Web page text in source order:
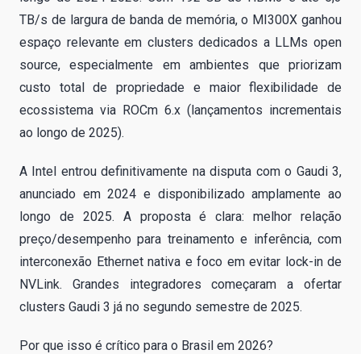
TB/s de largura de banda de memória, o MI300X ganhou
espaço relevante em clusters dedicados a LLMs open
source, especialmente em ambientes que priorizam
custo total de propriedade e maior flexibilidade de
ecossistema via ROCm 6.x (lançamentos incrementais
ao longo de 2025).
A Intel entrou definitivamente na disputa com o Gaudi 3,
anunciado em 2024 e disponibilizado amplamente ao
longo de 2025. A proposta é clara: melhor relação
preço/desempenho para treinamento e inferência, com
interconexão Ethernet nativa e foco em evitar lock-in de
NVLink. Grandes integradores começaram a ofertar
clusters Gaudi 3 já no segundo semestre de 2025.
Por que isso é crítico para o Brasil em 2026?